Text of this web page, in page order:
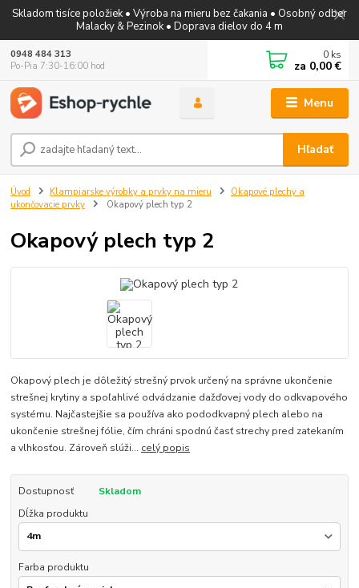
Skladom tisíce položiek • Výroba na mieru bez čakania • Osobný odber
Malacky & Pezinok • Doprava dielov do 4 m
Menu
Hľadať
0948 484 313
Po-Pia 7:30-16:00 hod
0 ks
za 0,00 €
Úvod Klampiarske výrobky a prvky na mieru
Okapové plechy a
ukončovacie prvky
Okapový plech typ 2
Okapový plech typ 2
Okapový plech je dôležitý strešný prvok určený na správne ukončenie
strešnej krytiny a spoľahlivé odvádzanie dažďovej vody do odkvapového
systému. Najčastejšie sa používa ako pododkvapný plech alebo na
ukončenie strešnej fólie, čím chráni spodnú časť strechy pred zatekaním
a vlhkosťou. Zároveň slúži... celý popis
Dostupnosť
Skladom
Dĺžka produktu
Farba produktu